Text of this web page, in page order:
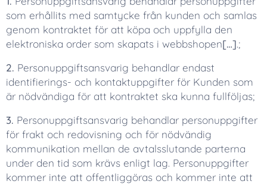
som erhållits med samtycke från kunden och samlas
genom kontraktet för att köpa och uppfylla den
elektroniska order som skapats i webbshopen[…].;
2. Personuppgiftsansvarig behandlar endast
identifierings- och kontaktuppgifter för Kunden som
är nödvändiga för att kontraktet ska kunna fullföljas;
3. Personuppgiftsansvarig behandlar personuppgifter
för frakt och redovisning och för nödvändig
kommunikation mellan de avtalsslutande parterna
under den tid som krävs enligt lag. Personuppgifter
kommer inte att offentliggöras och kommer inte att